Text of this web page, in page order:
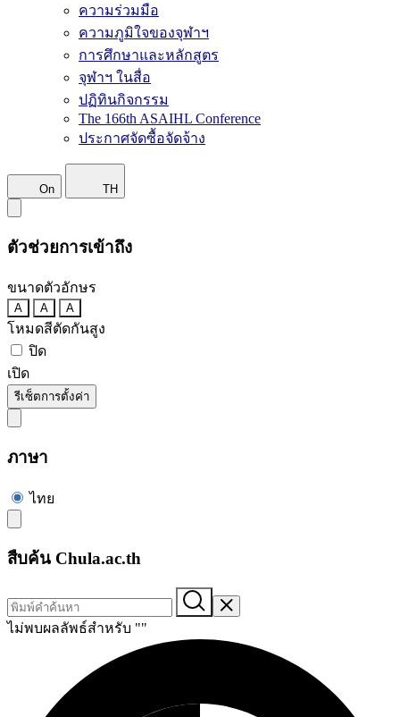
ความร่วมมือ
ความภูมิใจของจุฬาฯ
การศึกษาและหลักสูตร
จุฬาฯ ในสื่อ
ปฏิทินกิจกรรม
The 166th ASAIHL Conference
ประกาศจัดซื้อจัดจ้าง
On TH
ตัวช่วยการเข้าถึง
ขนาดตัวอักษร
A A A
โหมดสีตัดกันสูง
ปิด
เปิด
รีเซ็ตการตั้งค่า
ภาษา
ไทย
สืบค้น Chula.ac.th
ไม่พบผลลัพธ์สำหรับ ""